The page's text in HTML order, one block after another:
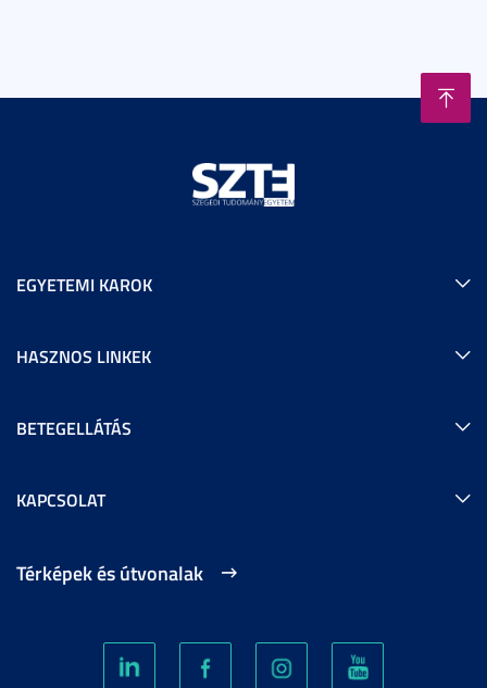
EGYETEMI KAROK
HASZNOS LINKEK
BETEGELLÁTÁS
KAPCSOLAT
Térképek és útvonalak